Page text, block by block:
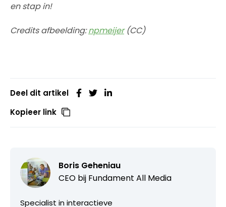
en stap in!
Credits afbeelding:npmeijer(CC)
Deel dit artikel
Kopieer link
Boris Geheniau
CEO bij Fundament All Media
Specialist in interactieve